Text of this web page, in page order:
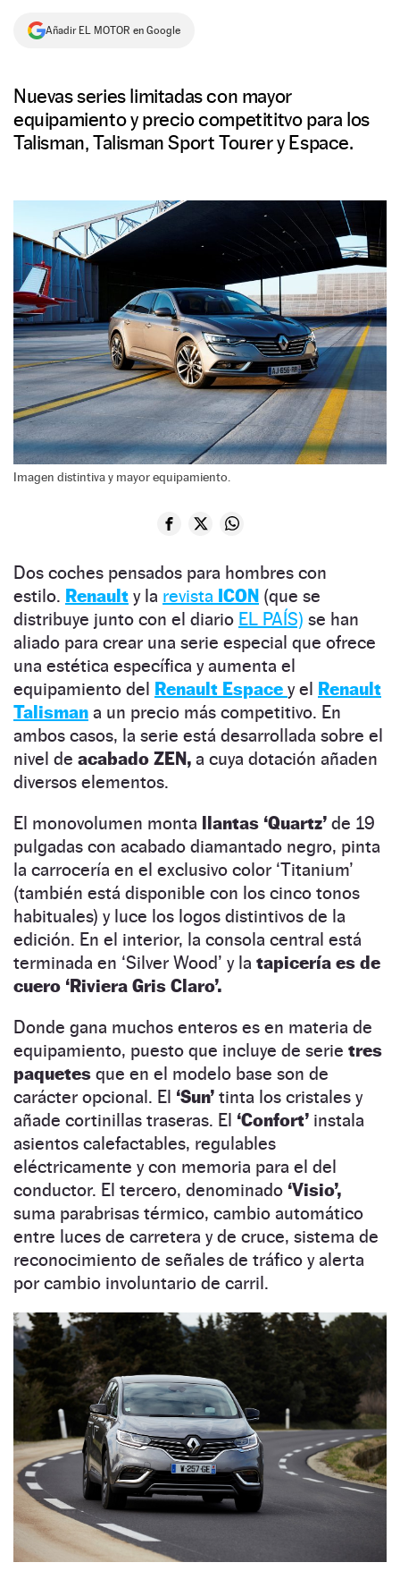
NEWSLETTER
Añadir EL MOTOR en Google
Nuevas series limitadas con mayor
equipamiento y precio competititvo para los
Talisman, Talisman Sport Tourer y Espace.
Imagen distintiva y mayor equipamiento.
Dos coches pensados para hombres con
estilo. Renault y la revista ICON (que se
distribuye junto con el diario EL PAÍS) se han
aliado para crear una serie especial que ofrece
una estética específica y aumenta el
equipamiento del Renault Espace y el Renault
Talisman a un precio más competitivo. En
ambos casos, la serie está desarrollada sobre el
nivel de acabado ZEN, a cuya dotación añaden
diversos elementos.
El monovolumen monta llantas ‘Quartz’ de 19
pulgadas con acabado diamantado negro, pinta
la carrocería en el exclusivo color ‘Titanium’
(también está disponible con los cinco tonos
habituales) y luce los logos distintivos de la
edición. En el interior, la consola central está
terminada en ‘Silver Wood’ y la tapicería es de
cuero ‘Riviera Gris Claro’.
Donde gana muchos enteros es en materia de
equipamiento, puesto que incluye de serie tres
paquetes que en el modelo base son de
carácter opcional. El ‘Sun’ tinta los cristales y
añade cortinillas traseras. El ‘Confort’ instala
asientos calefactables, regulables
eléctricamente y con memoria para el del
conductor. El tercero, denominado ‘Visio’,
suma parabrisas térmico, cambio automático
entre luces de carretera y de cruce, sistema de
reconocimiento de señales de tráfico y alerta
por cambio involuntario de carril.